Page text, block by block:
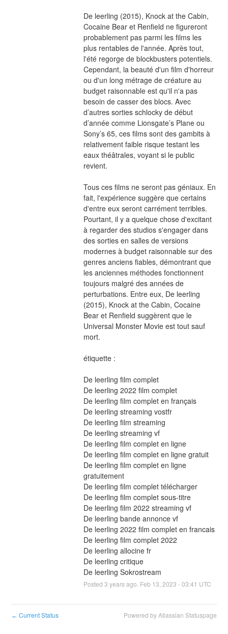
De leerling (2015), Knock at the Cabin,
Cocaine Bear et Renfield ne figureront
probablement pas parmi les films les
plus rentables de l'année. Après tout,
l'été regorge de blockbusters potentiels.
Cependant, la beauté d'un film d'horreur
ou d'un long métrage de créature au
budget raisonnable est qu'il n'a pas
besoin de casser des blocs. Avec
d’autres sorties schlocky de début
d’année comme Lionsgate’s Plane ou
Sony’s 65, ces films sont des gambits à
relativement faible risque testant les
eaux théâtrales, voyant si le public
revient.
Tous ces films ne seront pas géniaux. En
fait, l'expérience suggère que certains
d'entre eux seront carrément terribles.
Pourtant, il y a quelque chose d'excitant
à regarder des studios s'engager dans
des sorties en salles de versions
modernes à budget raisonnable sur des
genres anciens fiables, démontrant que
les anciennes méthodes fonctionnent
toujours malgré des années de
perturbations. Entre eux, De leerling
(2015), Knock at the Cabin, Cocaine
Bear et Renfield suggèrent que le
Universal Monster Movie est tout sauf
mort.
étiquette :
De leerling film complet
De leerling 2022 film complet
De leerling film complet en français
De leerling streaming vostfr
De leerling film streaming
De leerling streaming vf
De leerling film complet en ligne
De leerling film complet en ligne gratuit
De leerling film complet en ligne
gratuitement
De leerling film complet télécharger
De leerling film complet sous-titre
De leerling film 2022 streaming vf
De leerling bande annonce vf
De leerling 2022 film complet en francais
De leerling film complet 2022
De leerling allocine fr
De leerling critique
De leerling Sokrostream
Posted 3 years ago. Feb 13 2023 -03:41 UTC
← Current Status Powered by Atlassian Statuspage